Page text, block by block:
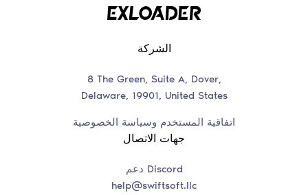
الشركة
8 The Green, Suite A, Dover,
Delaware, 19901, United States
اتفاقية المستخدم وسياسة الخصوصية
جهات الاتصال
دعم Discord
help@swiftsoft.llc